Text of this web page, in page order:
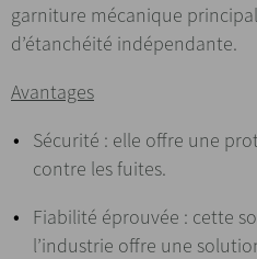
garniture mécanique
d’étanchéité indépendante.
Avantages
Sécurité : elle offre une
contre les fuites.
Fiabilité éprouvée : cette
l’industrie offre une